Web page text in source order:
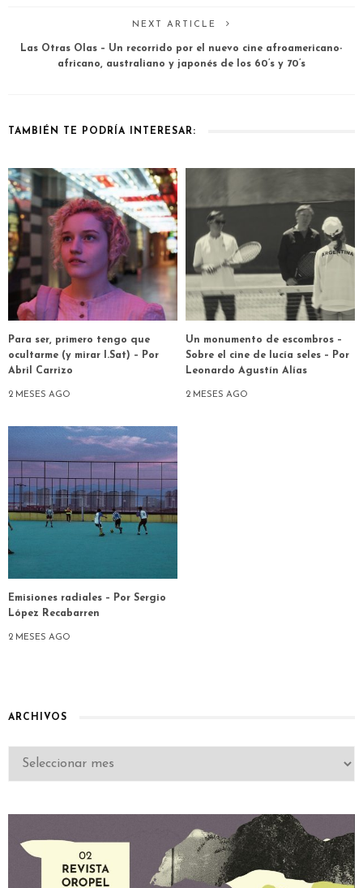
NEXT ARTICLE
Las Otras Olas – Un recorrido por el nuevo cine afroamericano-
africano, australiano y japonés de los 60’s y 70’s
TAMBIÉN TE PODRÍA INTERESAR:
Para ser, primero tengo que
ocultarme (y mirar I.Sat) – Por
Abril Carrizo
2 MESES AGO
Un monumento de escombros –
Sobre el cine de lucía seles – Por
Leonardo Agustín Alías
2 MESES AGO
Emisiones radiales – Por Sergio
López Recabarren
2 MESES AGO
ARCHIVOS